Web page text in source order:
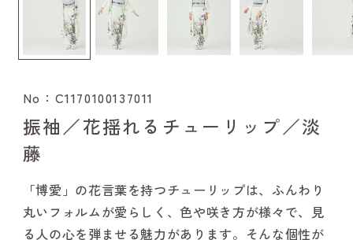
No：C1170100137011
振袖／花揺れるチューリップ／淡
藤
「博愛」の花言葉を持つチューリップは、ふんわり
丸いフォルムが愛らしく、色や咲き方が様々で、見
る人の心を弾ませる魅力があります。そんな個性が